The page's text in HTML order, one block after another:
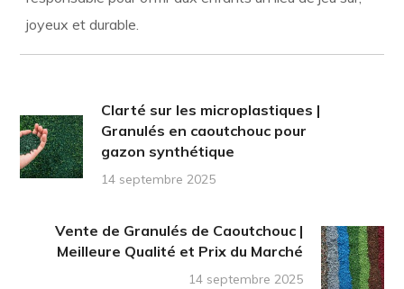
joyeux et durable.
Clarté sur les microplastiques |
Granulés en caoutchouc pour
gazon synthétique
14 septembre 2025
Vente de Granulés de Caoutchouc |
Meilleure Qualité et Prix du Marché
14 septembre 2025